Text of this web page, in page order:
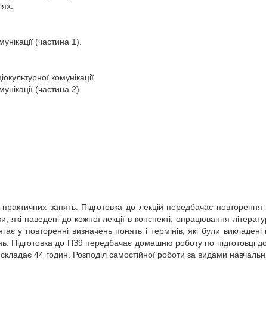
(частина 1).
комунікації.
(частина 2).
занять. Підготовка до лекцій передбачає
наведені до кожної лекції в конспекті, опрацювання
у повторенні визначень понять і термінів, які були викладені
Підготовка до ПЗ9 передбачає домашню роботу по підготовці
44 годин. Розподіл самостійної роботи за видами